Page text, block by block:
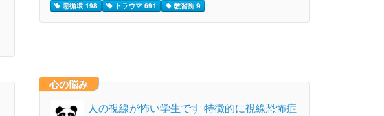
悪循環 198 トラウマ 691 教習所 9
心の悩み
人の視線が怖い学生です 特徴的に視線恐怖症